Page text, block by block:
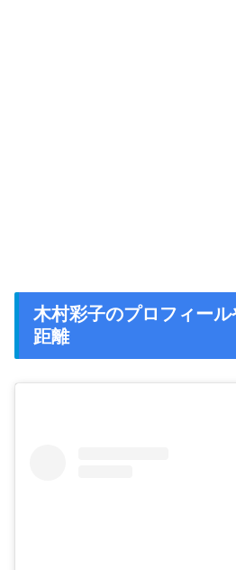
木村彩子のプロフィー
距離